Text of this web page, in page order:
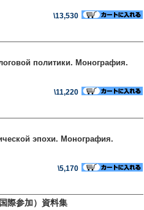
\13,530
политики. Монография.
\11,220
эпохи. Монография.
\5,170
際参加）資料集